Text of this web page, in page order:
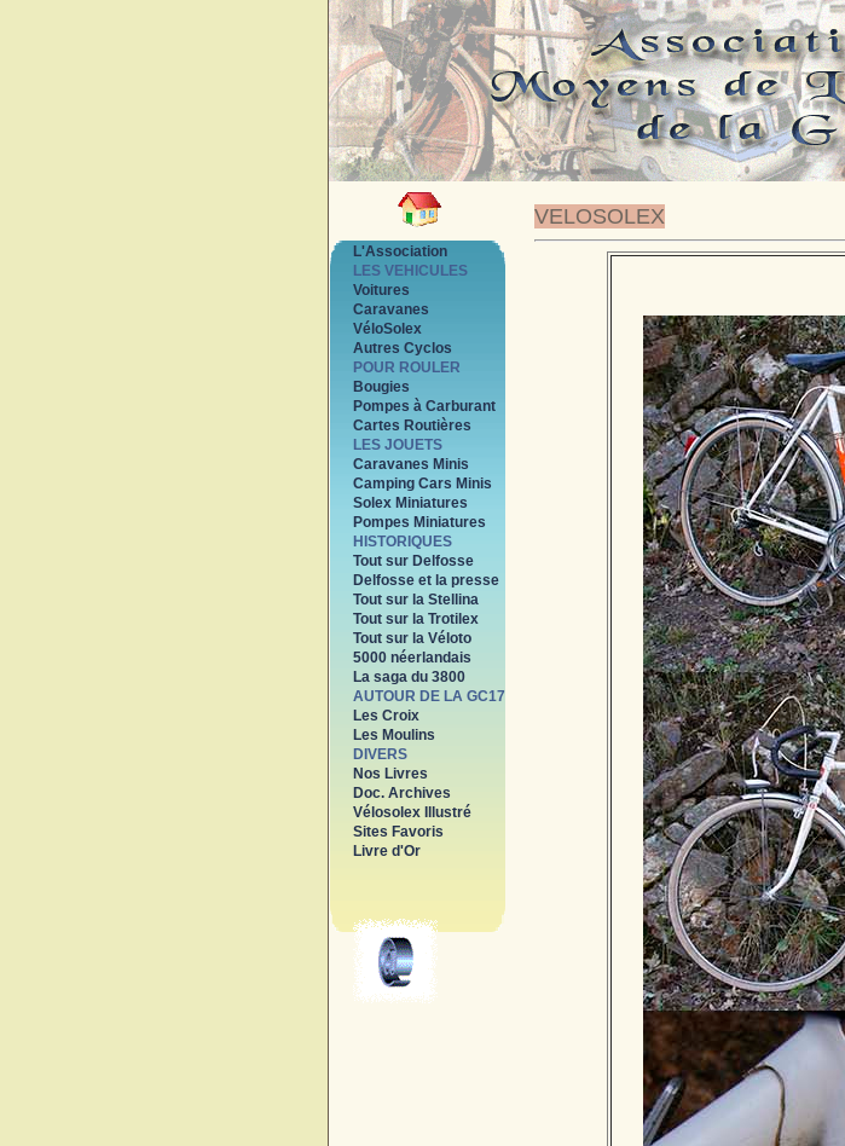
VELOSOLEX
L'Association
LES VEHICULES
Voitures
Caravanes
VéloSolex
Autres Cyclos
POUR ROULER
Bougies
Pompes à Carburant
Cartes Routières
LES JOUETS
Caravanes Minis
Camping Cars Minis
Solex Miniatures
Pompes Miniatures
HISTORIQUES
Tout sur Delfosse
Delfosse et la presse
Tout sur la Stellina
Tout sur la Trotilex
Tout sur la Véloto
5000 néerlandais
La saga du 3800
AUTOUR DE LA GC17
Les Croix
Les Moulins
DIVERS
Nos Livres
Doc. Archives
Vélosolex Illustré
Sites Favoris
Livre d'Or